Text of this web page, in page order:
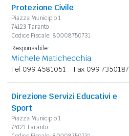
Protezione Civile
Piazza Municipio 1
74123 Taranto
Codice Fiscale: 80008750731
Responsabile:
Michele Matichecchia
Tel 099 4581051 Fax 099 7350187
Direzione Servizi Educativi e
Sport
Piazza Municipio 1
74121 Taranto